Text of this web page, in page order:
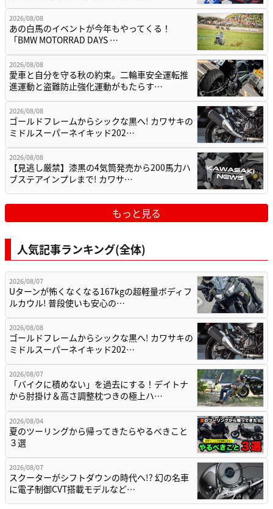
2026/08/08
あの白馬のイベントが今年もやってくる！
「BMW MOTORRAD DAYS …
2026/08/08
愛車と自分を守る秋の約束。二輪車安全運転推
進運動と盗難防止強化運動がもたらす…
2026/08/08
ゴールドフレームからシックな黒へ! カワサキの
ミドルスーパーネイキッド202…
2026/08/08
【見逃し厳禁】漆黒の4気筒発売から200馬力ハ
ブステアインプレまで! カワサ…
もっと見る
人気記事ランキング(全体)
2026/08/07
Uターンが怖くなくなる167kgの超軽量ボディフ
ルカウル! 普段使いも安心の…
2026/08/08
ゴールドフレームからシックな黒へ! カワサキの
ミドルスーパーネイキッド202…
2026/08/07
「バイクに積めない」を過去にする！デイトナ
から肘掛け＆高さ調整枕つきの極上ハ…
2026/08/04
夏のツーリングから帰ってきたらやるべきこと
３選
2026/08/07
スクーターがシフトダウンの時代へ!? 幻の名車
に電子制御CVT搭載モデルなど…